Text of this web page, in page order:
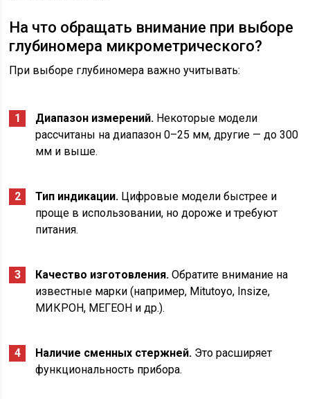
На что обращать внимание при выборе
глубиномера микрометрического?
При выборе глубиномера важно учитывать:
Диапазон измерений. Некоторые модели
рассчитаны на диапазон 0–25 мм, другие — до 300
мм и выше.
Тип индикации. Цифровые модели быстрее и
проще в использовании, но дороже и требуют
питания.
Качество изготовления. Обратите внимание на
известные марки (например, Mitutoyo, Insize,
МИКРОН, МЕГЕОН и др.).
Наличие сменных стержней. Это расширяет
функциональность прибора.